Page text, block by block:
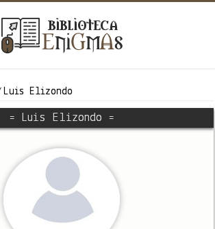
Luis Elizondo
= Luis Elizondo =